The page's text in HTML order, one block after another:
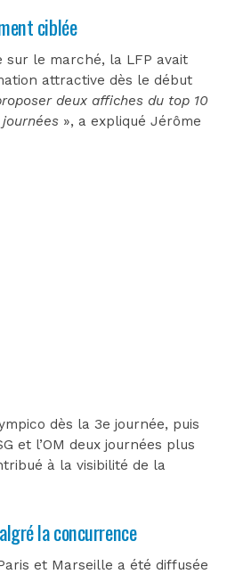
ciblée
sur le marché, la LFP avait
attractive dès le début
deux affiches du top 10
», a expliqué Jérôme
dès la 3e journée, puis
et l’OM deux journées plus
à la visibilité de la
la concurrence
et Marseille a été diffusée